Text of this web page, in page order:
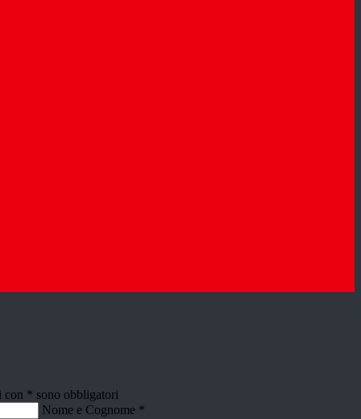
con * sono obbligatori
Nome e Cognome *